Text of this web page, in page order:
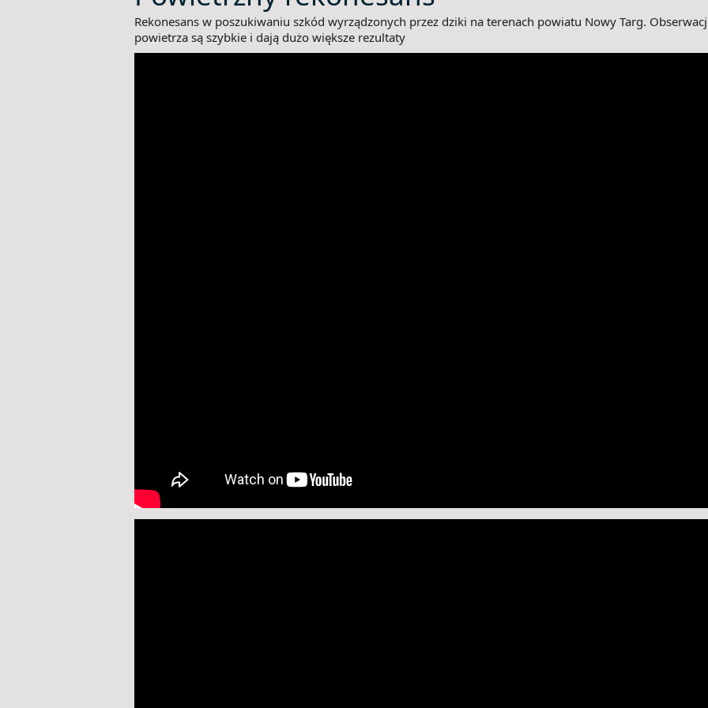
Rekonesans w poszukiwaniu szkód wyrządzonych przez dziki na terenach powiatu Nowy Targ.
powietrza są szybkie i dają dużo większe rezultaty